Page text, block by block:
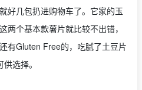
好几包扔进购物车了。它家的玉
两个基本款薯片就比较不出错，
有Gluten Free的，吃腻了土豆片
选择。